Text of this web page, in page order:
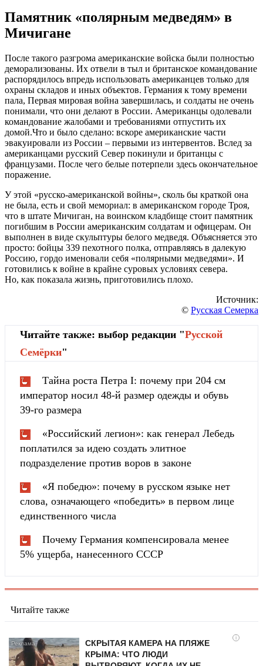
Памятник «полярным медведям» в
Мичигане
После такого разгрома американские войска были полностью
деморализованы. Их отвели в тыл и британское командование
распорядилось впредь использовать американцев только для
охраны складов и иных объектов. Германия к тому времени
пала, Первая мировая война завершилась, и солдаты не очень
понимали, что они делают в России. Американцы одолевали
командование жалобами и требованиями отпустить их
домой.Что и было сделано: вскоре американские части
эвакуировали из России – первыми из интервентов. Вслед за
американцами русский Север покинули и британцы с
французами. После чего белые потерпели здесь окончательное
поражение.
У этой «русско-американской войны», сколь бы краткой она
не была, есть и свой мемориал: в американском городе Троя,
что в штате Мичиган, на воинском кладбище стоит памятник
погибшим в России американским солдатам и офицерам. Он
выполнен в виде скульптуры белого медведя. Объясняется это
просто: бойцы 339 пехотного полка, отправляясь в далекую
Россию, гордо именовали себя «полярными медведями». И
готовились к войне в крайне суровых условиях севера.
Но, как показала жизнь, приготовились плохо.
Источник:
© Русская Семерка
Читайте также: выбор редакции "Русской
Cемёрки"
Тайна роста Петра I: почему при 204 см
император носил 48-й размер одежды и обувь
39-го размера
«Российский легион»: как генерал Лебедь
поплатился за идею создать элитное
подразделение против воров в законе
«Я победю»: почему в русском языке нет
слова, означающего «победить» в первом лице
единственного числа
Почему Германия компенсировала менее
5% ущерба, нанесенного СССР
Читайте также
i
СКРЫТАЯ КАМЕРА НА ПЛЯЖЕ
КРЫМА: ЧТО ЛЮДИ